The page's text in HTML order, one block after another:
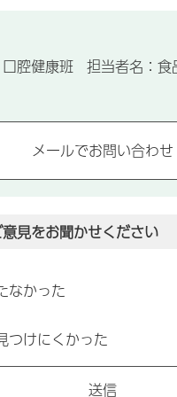
腔健康班 担当者名：食
見をお聞かせください
なかった
つけにくかった